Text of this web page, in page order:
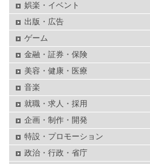
娯楽・イベント
出版・広告
ゲーム
金融・証券・保険
美容・健康・医療
音楽
就職・求人・採用
企画・制作・開発
特設・プロモーション
政治・行政・省庁